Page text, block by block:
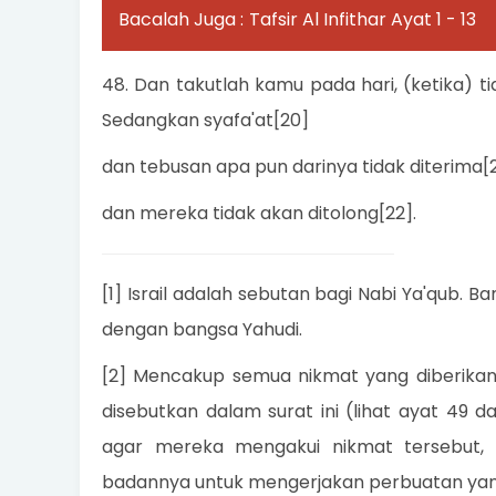
Bacalah Juga : Tafsir Al Infithar Ayat 1 - 13
48. Dan takutlah kamu pada hari, (ketika)
Sedangkan syafa'at[20]
dan tebusan apa pun darinya tidak
dan mereka tidak akan ditolong[22].
[1] Israil adalah sebutan bagi Nabi Ya'qub.
dengan bangsa Yahudi.
[2] Mencakup semua nikmat yang
disebutkan dalam surat ini (lihat ayat 49
agar mereka mengakui nikmat tersebut,
badannya untuk mengerjakan perbuatan